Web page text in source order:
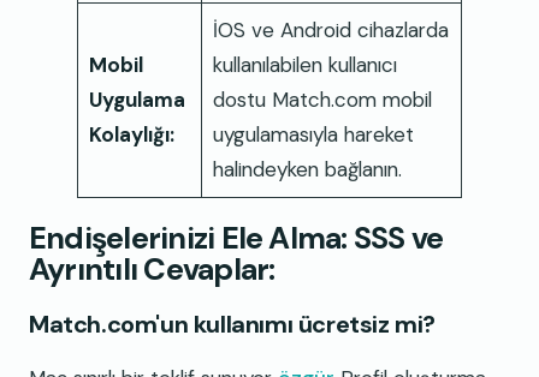
Mobil
Uygulama
Kolaylığı:
İOS ve Android cihazlarda
kullanılabilen kullanıcı
dostu Match.com mobil
uygulamasıyla hareket
halindeyken bağlanın.
Endişelerinizi Ele Alma: SSS ve
Ayrıntılı Cevaplar:
Match.com'un kullanımı ücretsiz mi?